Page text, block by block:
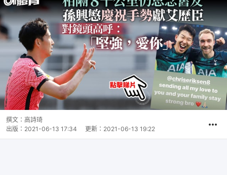
撰文： 高詩琦
出版： 2021-06-13 17:34 更新： 2021-06-13 19:22